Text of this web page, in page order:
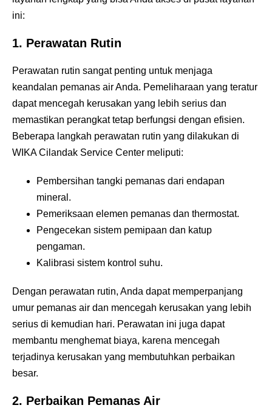
ini:
1. Perawatan Rutin
Perawatan rutin sangat penting untuk menjaga
keandalan pemanas air Anda. Pemeliharaan yang teratur
dapat mencegah kerusakan yang lebih serius dan
memastikan perangkat tetap berfungsi dengan efisien.
Beberapa langkah perawatan rutin yang dilakukan di
WIKA Cilandak Service Center meliputi:
Pembersihan tangki pemanas dari endapan
mineral.
Pemeriksaan elemen pemanas dan thermostat.
Pengecekan sistem pemipaan dan katup
pengaman.
Kalibrasi sistem kontrol suhu.
Dengan perawatan rutin, Anda dapat memperpanjang
umur pemanas air dan mencegah kerusakan yang lebih
serius di kemudian hari. Perawatan ini juga dapat
membantu menghemat biaya, karena mencegah
terjadinya kerusakan yang membutuhkan perbaikan
besar.
2. Perbaikan Pemanas Air